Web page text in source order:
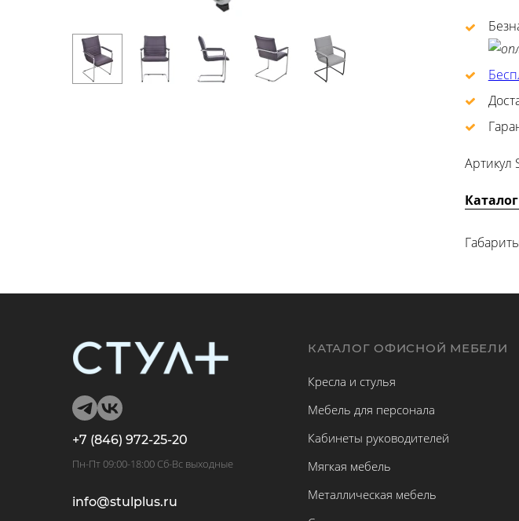
Артикул
+7 (846) 972-25-20
Пн-Пт 09:00-18:00 Сб-Вс выходные
info@stulplus.ru
КАТАЛОГ ОФИСНОЙ МЕБЕЛИ
Кресла и стулья
Мебель для персонала
Кабинеты руководителей
Мягкая мебель
Металлическая мебель